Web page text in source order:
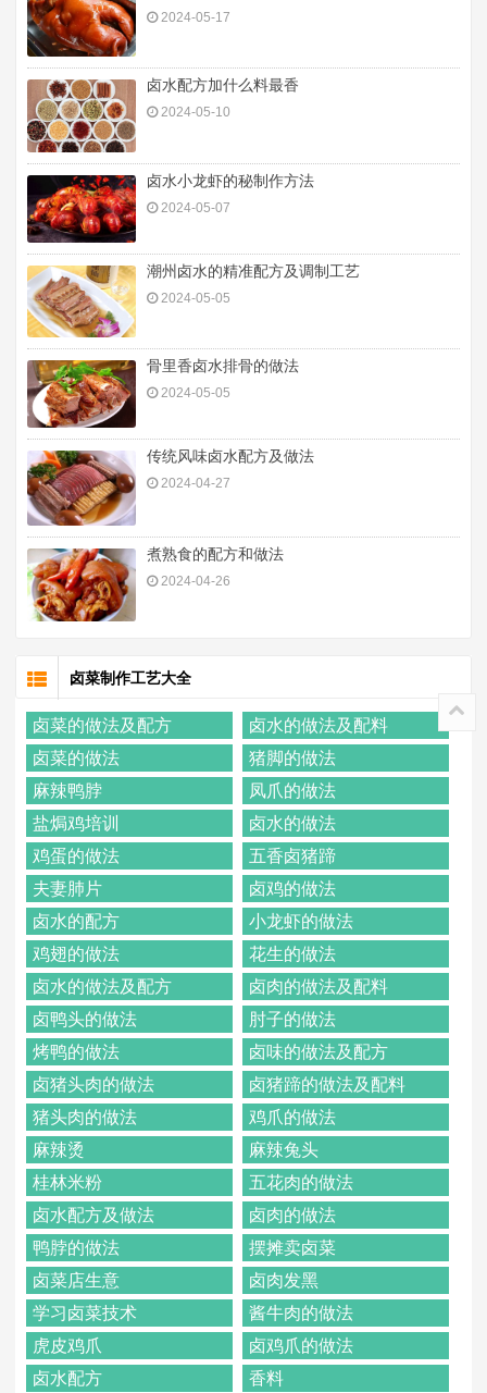
2024-05-17
卤水配方加什么料最香
2024-05-10
卤水小龙虾的秘制作方法
2024-05-07
潮州卤水的精准配方及调制工艺
2024-05-05
骨里香卤水排骨的做法
2024-05-05
传统风味卤水配方及做法
2024-04-27
煮熟食的配方和做法
2024-04-26
卤菜制作工艺大全
卤菜的做法及配方
卤水的做法及配料
卤菜的做法
猪脚的做法
麻辣鸭脖
凤爪的做法
盐焗鸡培训
卤水的做法
鸡蛋的做法
五香卤猪蹄
夫妻肺片
卤鸡的做法
卤水的配方
小龙虾的做法
鸡翅的做法
花生的做法
卤水的做法及配方
卤肉的做法及配料
卤鸭头的做法
肘子的做法
烤鸭的做法
卤味的做法及配方
卤猪头肉的做法
卤猪蹄的做法及配料
猪头肉的做法
鸡爪的做法
麻辣烫
麻辣兔头
桂林米粉
五花肉的做法
卤水配方及做法
卤肉的做法
鸭脖的做法
摆摊卖卤菜
卤菜店生意
卤肉发黑
学习卤菜技术
酱牛肉的做法
虎皮鸡爪
卤鸡爪的做法
卤水配方
香料